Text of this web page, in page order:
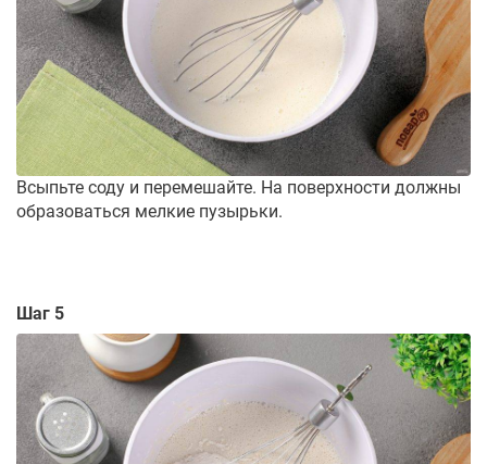
Всыпьте соду и перемешайте. На поверхности должны
образоваться мелкие пузырьки.
Шаг 5